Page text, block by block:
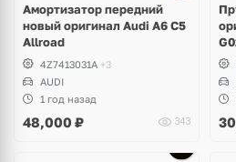
Амортизатор передний
новый оригинал Audi A6 C5
Allroad
4Z7413031A +3
AUDI
1 год назад
48,000 ₽ 343